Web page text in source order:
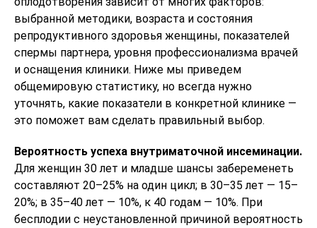
выбранной методики, возраста и состояния
репродуктивного здоровья женщины, показателей
спермы партнера, уровня профессионализма врачей
и оснащения клиники. Ниже мы приведем
общемировую статистику, но всегда нужно
уточнять, какие показатели в конкретной клинике —
это поможет вам сделать правильный выбор.
Вероятность успеха внутриматочной инсеминации.
Для женщин 30 лет и младше шансы забеременеть
составляют 20–25% на один цикл; в 30–35 лет — 15–
20%; в 35–40 лет — 10%, к 40 годам — 10%. При
бесплодии с неустановленной причиной вероятность